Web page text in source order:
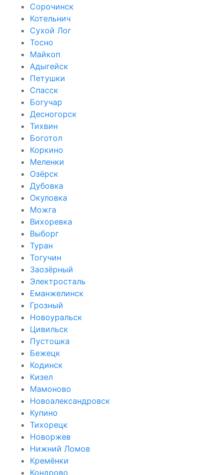
Сорочинск
Котельнич
Сухой Лог
Тосно
Майкоп
Адыгейск
Петушки
Спасск
Богучар
Десногорск
Тихвин
Боготол
Коркино
Меленки
Озёрск
Дубовка
Окуловка
Можга
Вихоревка
Выборг
Туран
Тогучин
Заозёрный
Электросталь
Еманжелинск
Грозный
Новоуральск
Цивильск
Пустошка
Бежецк
Кодинск
Кизел
Мамоново
Новоалександровск
Купино
Тихорецк
Новоржев
Нижний Ломов
Кремёнки
Кондрово